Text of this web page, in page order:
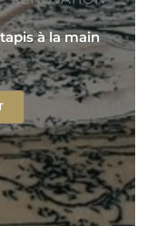
à la main